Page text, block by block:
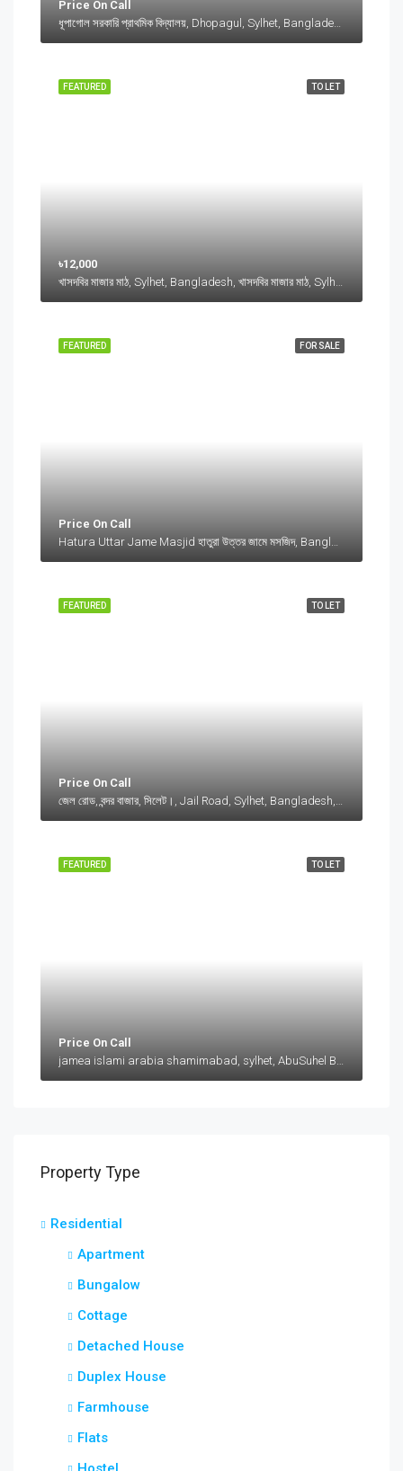
Price On Call
TO LET
FEATURED
৳12,000
খাসদবির মাজার মাঠ, Sylhet, Bangladesh, খাসদবির মাজার মাঠ, Sylhet, Bangladesh, Sylhet, Sylhet Division
FOR SALE
FEATURED
Price On Call
TO LET
FEATURED
Price On Call
জেল রোড, বন্দর বাজার, সিলেট।, Jail Road, Sylhet, Bangladesh, জেল রোড, বন্দর বাজার, সিলেট।, Jail Road, Sylhet, Bangladesh, সিলেট।, Sylhet Division
TO LET
FEATURED
Price On Call
Property Type
Residential
Apartment
Bungalow
Cottage
Detached House
Duplex House
Farmhouse
Flats